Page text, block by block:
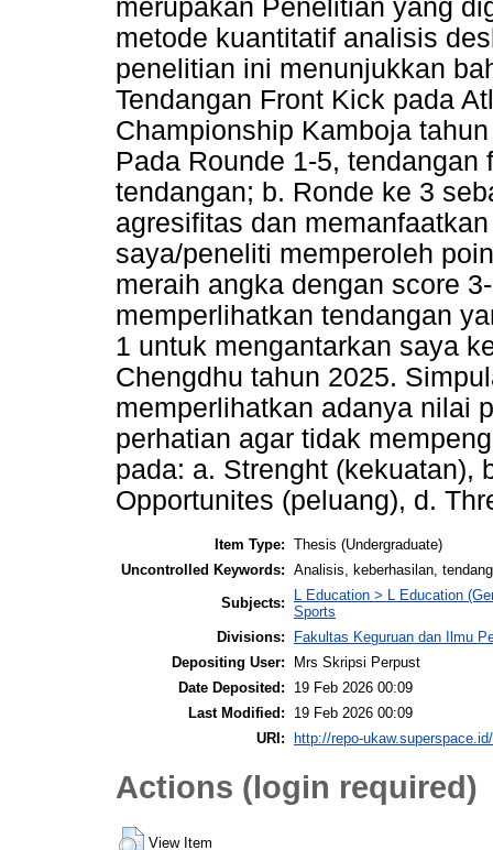
merupakan Penelitian yang
metode kuantitatif analisis
penelitian ini menunjukkan
Tendangan Front Kick pada
Championship Kamboja
Pada Rounde 1-5,
tendangan; b. Ronde ke 3
agresifitas dan
saya/peneliti memperoleh
meraih angka dengan score
memperlihatkan tendangan
1 untuk mengantarkan saya
Chengdhu tahun 2025.
memperlihatkan adanya nilai
perhatian agar tidak
pada: a. Strenght (kekuatan),
Opportunites (peluang), d.
Item Type: Thesis (Undergraduate)
Uncontrolled Keywords: Analisis, keberhasilan,
Subjects:
L Education > L Education
Sports
Divisions:
Fakultas Keguruan dan Ilmu
Depositing User:
Mrs Skripsi Perpust
Date Deposited:
19 Feb 2026 00:09
Last Modified:
19 Feb 2026 00:09
URI:
http://repo-
Actions (login required)
View Item